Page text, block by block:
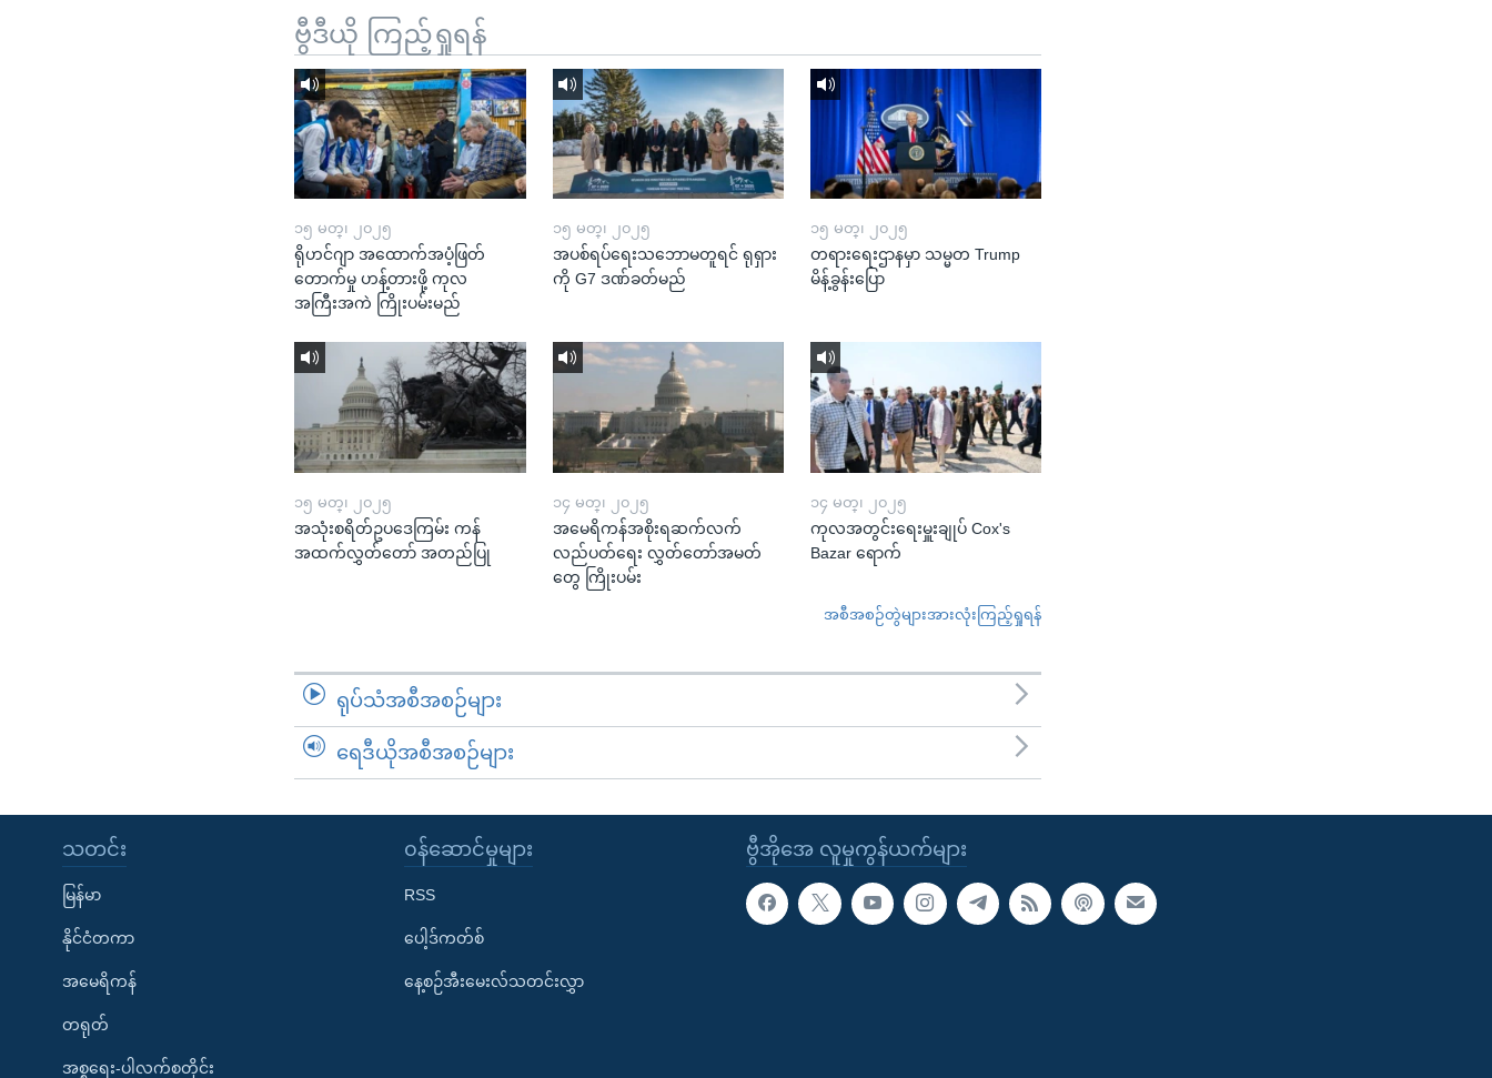
ဗွီဒီယို ကြည့်ရှုရန်
၁၅ မတ္၊ ၂၀၂၅
ရိုဟင်ဂျာ အထောက်အပံ့ဖြတ်
တောက်မှု ဟန့်တားဖို့ ကုလ
အကြီးအကဲ ကြိုးပမ်းမည်
၁၅ မတ္၊ ၂၀၂၅
အပစ်ရပ်ရေးသဘောမတူရင် ရုရှား
ကို G7 ဒဏ်ခတ်မည်
၁၅ မတ္၊ ၂၀၂၅
တရားရေးဌာနမှာ သမ္မတ Trump
မိန့်ခွန်းပြော
၁၅ မတ္၊ ၂၀၂၅
အသုံးစရိတ်ဥပဒေကြမ်း ကန်
အထက်လွှတ်တော် အတည်ပြု
၁၄ မတ္၊ ၂၀၂၅
အမေရိကန်အစိုးရဆက်လက်
လည်ပတ်ရေး လွှတ်တော်အမတ်
တွေ ကြိုးပမ်း
၁၄ မတ္၊ ၂၀၂၅
ကုလအတွင်းရေးမှူးချုပ် Cox's
Bazar ရောက်
အစီအစဉ်တွဲများအားလုံးကြည့်ရှုရန်
ရုပ်သံအစီအစဉ်များ
ရေဒီယိုအစီအစဉ်များ
ဗွီအိုအေ လူမှုကွန်ယက်များ
သတင်း
မြန်မာ
နိုင်ငံတကာ
အမေရိကန်
တရုတ်
အစ္စရေး-ပါလက်စတိုင်း
၀န်ဆောင်မှုများ
RSS
ပေါ့ဒ်ကတ်စ်
နေ့စဉ်အီးမေးလ်သတင်းလွှာ